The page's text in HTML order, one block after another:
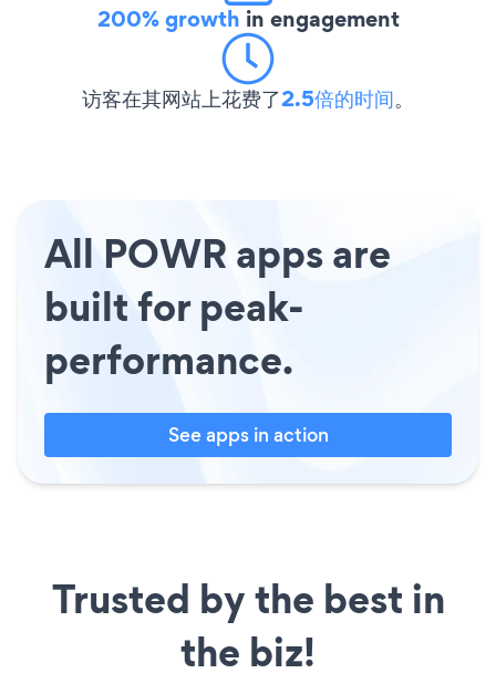
200% growth in engagement
访客在其网站上花费了2.5倍的时间。
All POWR apps are
built for peak-
performance.
See apps in action
Trusted by the best in
the biz!